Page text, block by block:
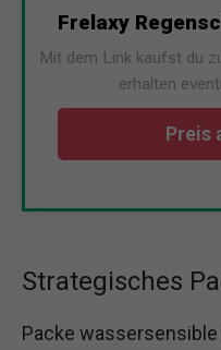
Frelaxy
Mit dem Link kaufst du
erhalten
Preis
Strategisches
Packe